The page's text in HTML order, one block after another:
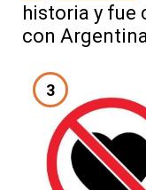
historia y fue
con
3